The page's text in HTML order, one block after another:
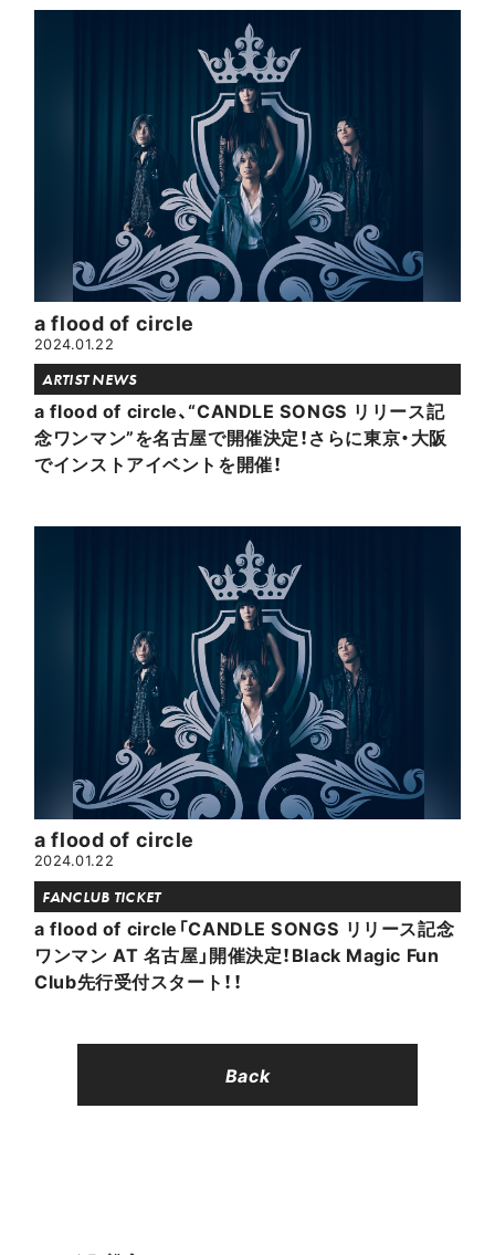
a flood of circle
2024.01.22
ARTIST NEWS
a flood of circle、“CANDLE SONGS リリース記
念ワンマン”を名古屋で開催決定！さらに東京・大阪
でインストアイベントを開催！
a flood of circle
2024.01.22
FANCLUB TICKET
a flood of circle「CANDLE SONGS リリース記念
ワンマン AT 名古屋」開催決定！Black Magic Fun
Club先行受付スタート！！
Back